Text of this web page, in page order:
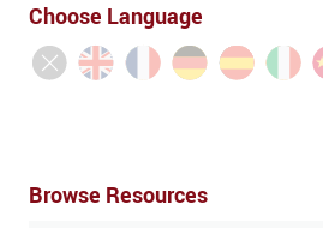
Choose Language
Browse Resources